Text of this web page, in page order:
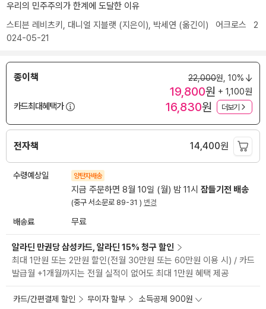
우리의 민주주의가 한계에 도달한 이유
스티븐 레비츠키 , 대니얼 지블랫 (지은이), 박세연 (옮긴이) 어크로스 2
024-05-21
종이책 22,000원, 10%
19,800원 + 1,100원
카드최대혜택가
16,830원 더보기
전자책 14,400원
수령예상일 양탄자배송
지금 주문하면 8월 10일 (월) 밤 11시 잠들기전 배송
(중구 서소문로 89-31 ) 변경
배송료 무료
알라딘 만권당 삼성카드, 알라딘 15% 청구 할인
최대 1만원 또는 2만원 할인(전월 30만원 또는 60만원 이용 시) / 카드
발급월 +1개월까지는 전월 실적이 없어도 최대 1만원 혜택 제공
카드/간편결제 할인 무이자 할부 소득공제 900원